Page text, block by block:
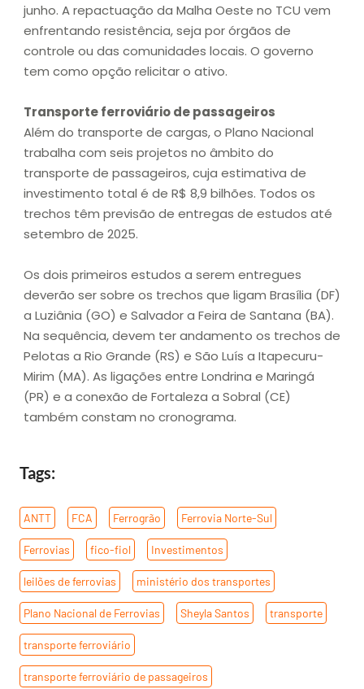
junho. A repactuação da Malha Oeste no TCU vem
enfrentando resistência, seja por órgãos de
controle ou das comunidades locais. O governo
tem como opção relicitar o ativo.
Transporte ferroviário de passageiros
Além do transporte de cargas, o Plano Nacional
trabalha com seis projetos no âmbito do
transporte de passageiros, cuja estimativa de
investimento total é de R$ 8,9 bilhões. Todos os
trechos têm previsão de entregas de estudos até
setembro de 2025.
Os dois primeiros estudos a serem entregues
deverão ser sobre os trechos que ligam Brasília (DF)
a Luziânia (GO) e Salvador a Feira de Santana (BA).
Na sequência, devem ter andamento os trechos de
Pelotas a Rio Grande (RS) e São Luís a Itapecuru-
Mirim (MA). As ligações entre Londrina e Maringá
(PR) e a conexão de Fortaleza a Sobral (CE)
também constam no cronograma.
Tags:
ANTT FCA Ferrogrão Ferrovia Norte-Sul
Ferrovias fico-fiol Investimentos
leilões de ferrovias ministério dos transportes
Plano Nacional de Ferrovias Sheyla Santos transporte
transporte ferroviário
transporte ferroviário de passageiros